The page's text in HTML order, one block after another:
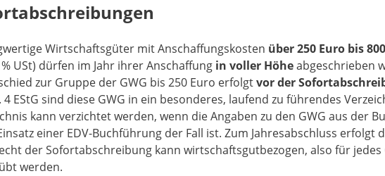
Wirtschaftsgüter mit Anschaffungskosten über 250 Euro bis
USt) dürfen im Jahr ihrer Anschaffung in voller Höheabgeschrieben
zur Gruppe der GWG bis 250 Euro erfolgtvor der
4 EStG sind diese GWG in ein besonderes, laufend zu führendes
kann verzichtet werden, wenn die Angaben zu den GWG aus der
einer EDV-Buchführung der Fall ist. Zum Jahresabschluss erfolgt
der Sofortabschreibung kann wirtschaftsgutbezogen, also für
werden.